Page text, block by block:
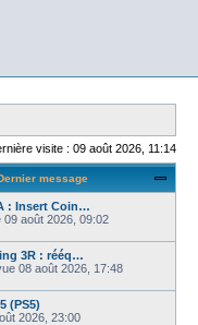
visite : 09 août 2026, 11:14
message
: Insert Coin…
09 août 2026, 09:02
3R : rééq…
08 août 2026, 17:48
(PS5)
2026, 23:00